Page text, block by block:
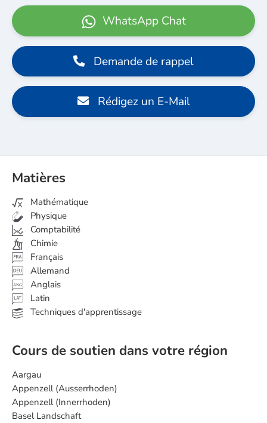
WhatsApp Chat
Demande de rappel
Rédigez un E-Mail
Matières
Mathématique
Physique
Comptabilité
Chimie
Français
Allemand
ANG
Anglais
Latin
Techniques d'apprentissage
Cours de soutien dans votre région
Aargau
Appenzell (Ausserrhoden)
Appenzell (Innerrhoden)
Basel Landschaft